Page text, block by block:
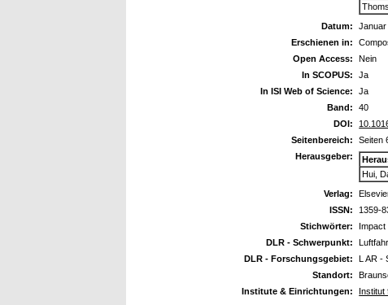
Datum:
Januar
Erschienen in:
Open Access:
Nein
In SCOPUS:
Ja
In ISI Web of Science:
Ja
Band:
40
DOI:
Seitenbereich:
Seiten
Herausgeber:
Hui,
Verlag:
ISSN:
1359-
Stichwörter:
Impact
DLR - Schwerpunkt:
DLR - Forschungsgebiet:
L AR -
Standort:
Institute & Einrichtungen:
Institut